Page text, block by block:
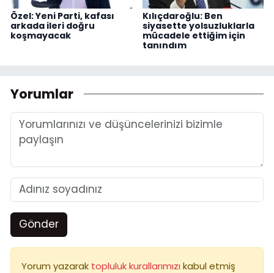
Özel: Yeni Parti, kafası
arkada ileri doğru
koşmayacak
Kılıçdaroğlu: Ben
siyasette yolsuzluklarla
mücadele ettiğim için
tanındım
Yorumlar
Gönder
Yorum yazarak topluluk kurallarımızı kabul etmiş